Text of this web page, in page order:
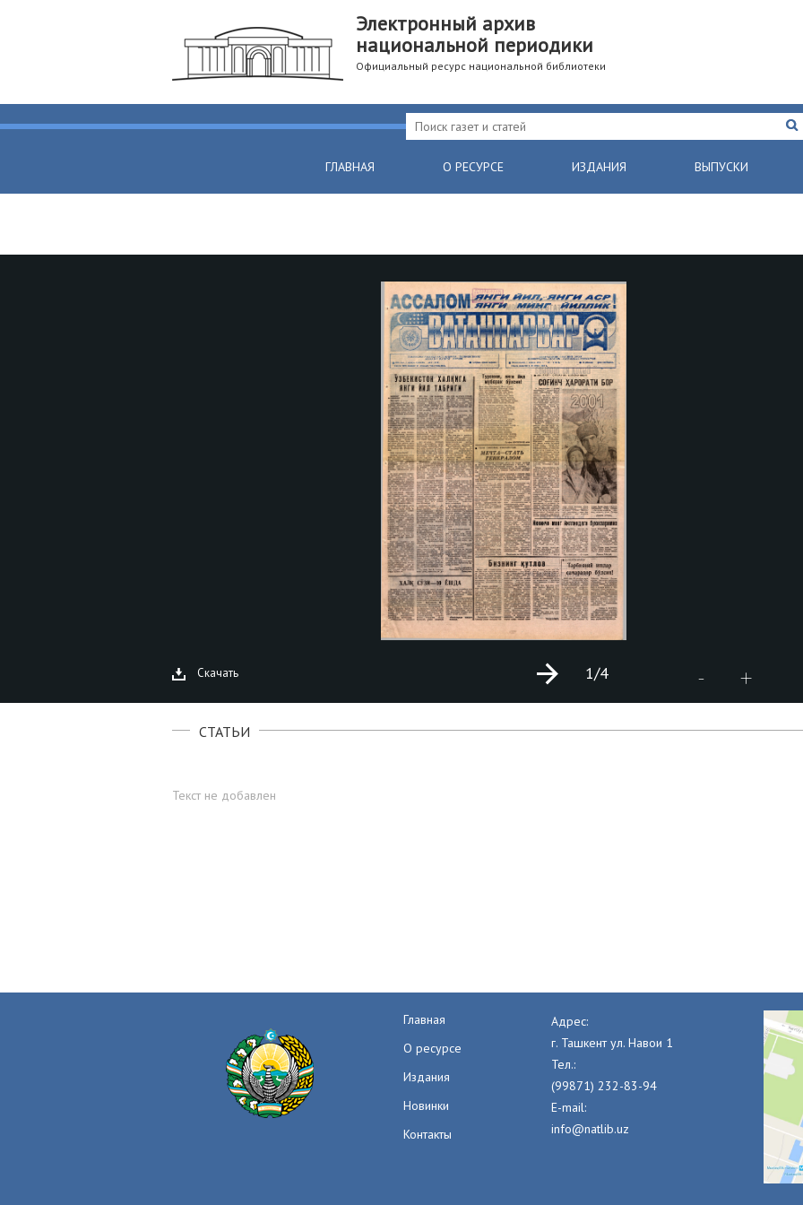
Электронный архив
национальной периодики
Официальный ресурс национальной библиотеки
ГЛАВНАЯ О РЕСУРСЕ ИЗДАНИЯ ВЫПУСКИ
Скачать - +
1/4
СТАТЬИ
Текст не добавлен
Главная
О ресурсе
Издания
Новинки
Контакты
Адрес:
г. Ташкент ул. Навои 1
Тел.:
(99871) 232-83-94
E-mail:
info@natlib.uz